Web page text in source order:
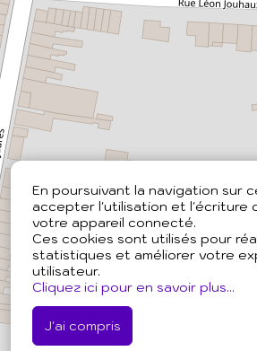
En poursuivant la navigation sur
accepter l'utilisation et l'écriture
votre appareil connecté.
Ces cookies sont utilisés pour
statistiques et améliorer votre
utilisateur.
Cliquez ici pour en savoir plus...
J'ai compris